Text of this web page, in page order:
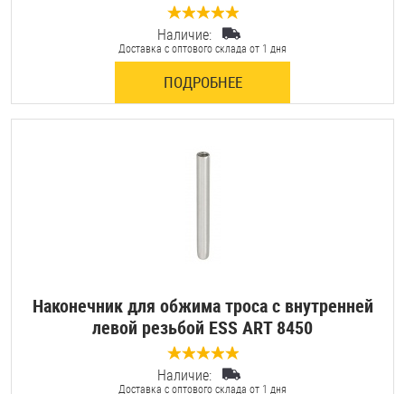
0 отзывов
Наличие:
Доставка с оптового склада от 1 дня
ПОДРОБНЕЕ
Наконечник для обжима троса с внутренней
левой резьбой ESS ART 8450
0 отзывов
Наличие:
Доставка с оптового склада от 1 дня